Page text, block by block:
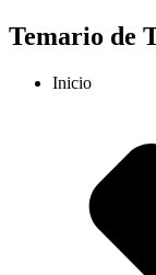
Temario de
Inicio